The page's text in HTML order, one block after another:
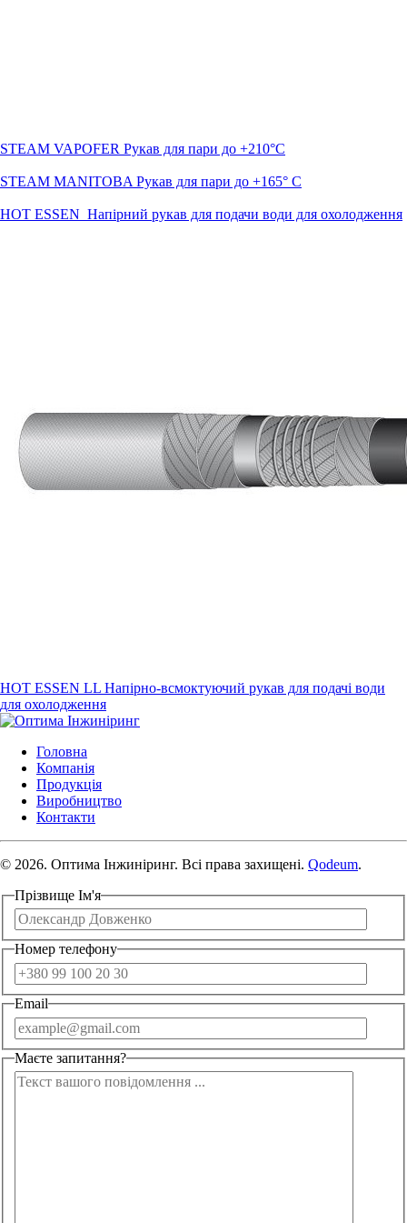
STEAM VAPOFER Рукав для пари до +210°C
STEAM MANITOBA Рукав для пари до +165° C
HOT ESSEN Напірний рукав для подачи води для охолодження
HOT ESSEN LL Напірно-всмоктуючий рукав для подачі води
для охолодження
Головна
Компанія
Продукція
Виробництво
Контакти
© 2026. Оптима Інжиніринг. Всі права захищені. Qodeum.
Прізвище Ім'я
Номер телефону
Email
Маєте запитання?